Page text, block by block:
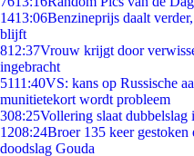
1413:06Benzineprijs daalt
blijft
812:37Vrouw krijgt door
ingebracht
5111:40VS: kans op Russische
munitietekort wordt probleem
308:25Vollering slaat dubbelslag
1208:24Broer 135 keer gestoken
doodslag Gouda